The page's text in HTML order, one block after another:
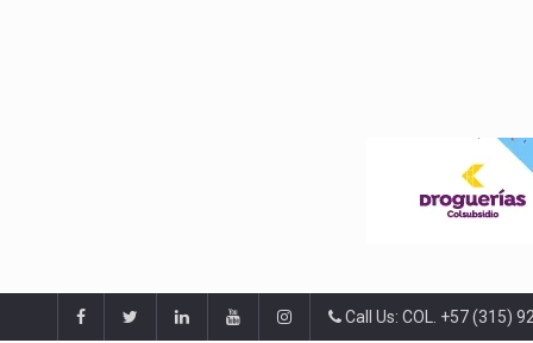
Call Us: COL. +57 (315)